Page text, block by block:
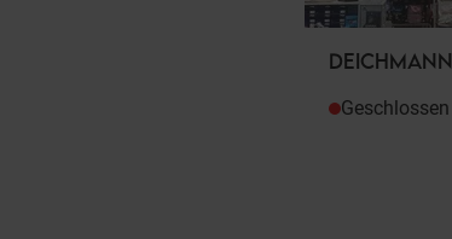
DEICHMANN
Geschlossen